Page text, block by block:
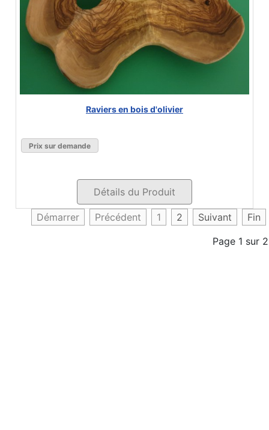
Raviers en bois d'olivier
Prix sur demande
Détails du Produit
Démarrer Précédent 1 2 Suivant
Fin
Page 1 sur 2